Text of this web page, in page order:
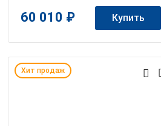
60 010 ₽ Купить
Хит продаж